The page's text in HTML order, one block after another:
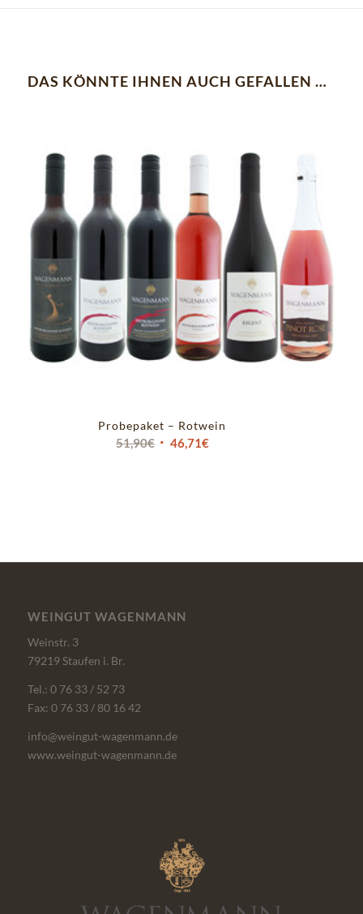
DAS KÖNNTE IHNEN AUCH GEFALLEN …
Probepaket – Rotwein
51,90€ Ursprünglicher
46,71€Aktueller
WEINGUT WAGENMANN
Weinstr. 3
79219 Staufen i. Br.
Tel.: 0 76 33 / 52 73
Fax: 0 76 33 / 80 16 42
info@weingut-wagenmann.de
www.weingut-wagenmann.de